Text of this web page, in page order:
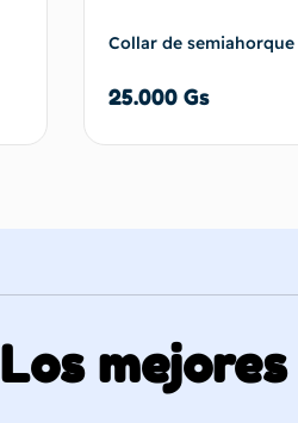
Collar de
25.000 Gs
Los